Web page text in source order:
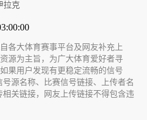
拉克
各大体育赛事平台及网友补充上
源为主旨，为广大体育爱好者寻
果用户发现有更稳定流畅的信号
源名称、比赛信号链接、上传者名
关链接，网友上传链接不得包含违